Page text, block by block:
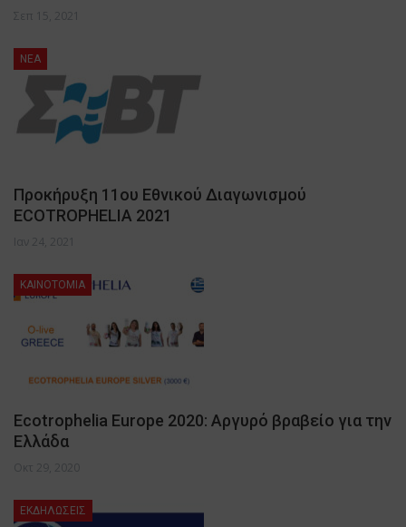
Σεπ 15, 2021
NEA
Προκήρυξη 11ου Εθνικού Διαγωνισμού
ECOTROPHELIA 2021
Ιαν 24, 2021
ΚΑΙΝΟΤΟΜΙΑ
Ecotrophelia Europe 2020: Αργυρό βραβείο για την
Ελλάδα
Οκτ 29, 2020
ΕΚΔΗΛΩΣΕΙΣ